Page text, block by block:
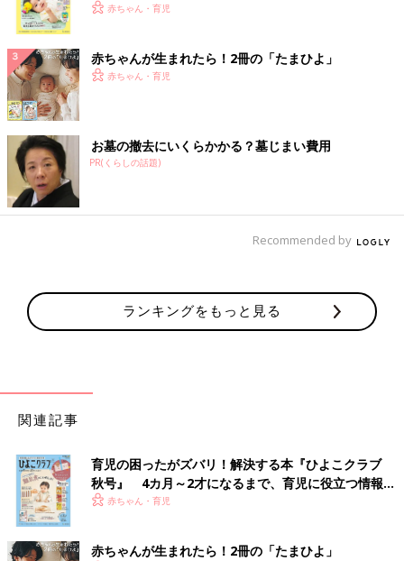
く！ おっぱい・ミルクの基本と夏のトラブル 解決テ
赤ちゃん・育児
赤ちゃんが生まれたら！2冊の「たまひよ」
赤ちゃん・育児
お墓の撤去にいくらかかる？墓じまい費用
PR(くらしの話題)
Recommended by
ランキングをもっと見る
関連記事
育児の困ったがズバリ！解決する本『ひよこクラブ
秋号』 4カ月～2才になるまで、育児に役立つ情報が
いっぱい！
赤ちゃん・育児
赤ちゃんが生まれたら！2冊の「たまひよ」